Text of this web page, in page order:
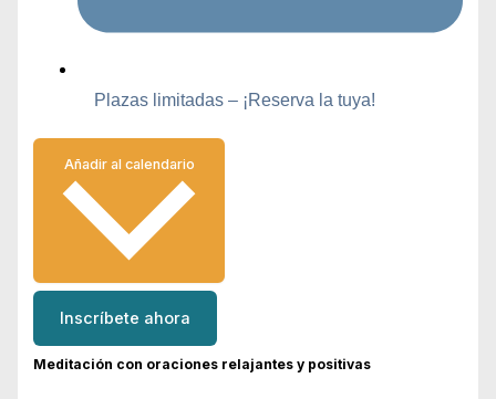
Plazas limitadas – ¡Reserva la tuya!
Inscríbete ahora
Meditación con oraciones relajantes y positivas